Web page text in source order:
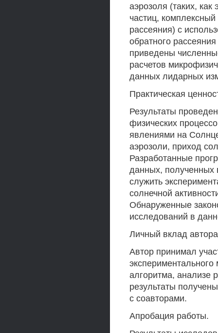
аэрозоля (таких,
частиц,
рассеяния) с
обратного
приведены
расчетов
данных лидарных
Практическая
Результаты
физических
явлениями на
аэрозоли, приход
Разработанные
данных, полученных
служить
солнечной
Обнаруженные
исследований в
Личный вклад
Автор принимал
алгоритма, анализе
результаты
с соавторами.
Апробация работы.